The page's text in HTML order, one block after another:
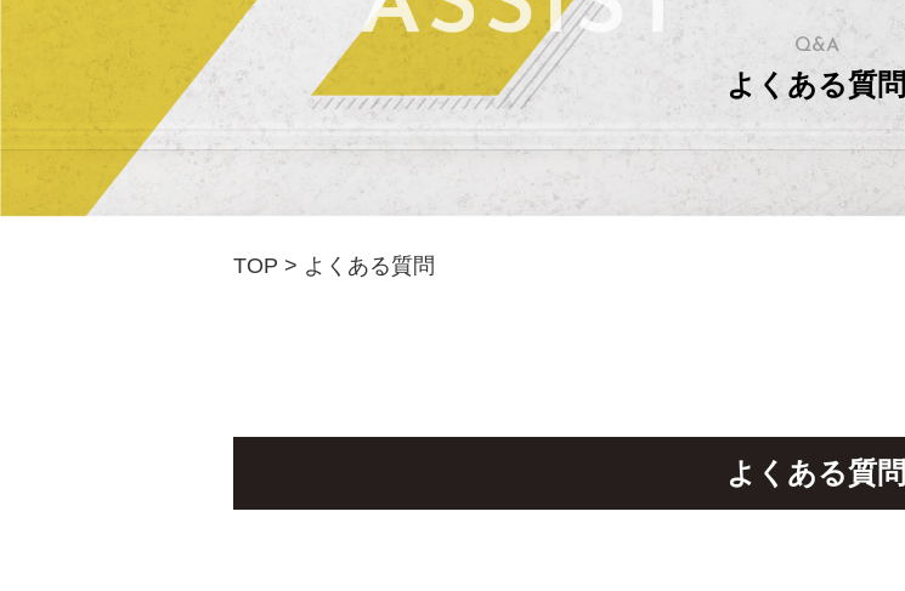
Q&A
よくある質問
TOP > よくある質問
よくある質問